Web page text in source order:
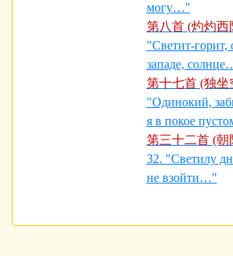
могу…"
第八首 (灼灼西
"Светит-горит,
западе,
第十七首 (独坐
"Одинокий,
я в покое
第三十二首 (朝
32. "Светилу
не взойти…"